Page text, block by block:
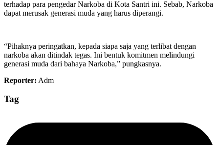
terhadap para pengedar Narkoba di Kota Santri ini. Sebab, Narkoba
dapat merusak generasi muda yang harus diperangi.
“Pihaknya peringatkan, kepada siapa saja yang terlibat dengan
narkoba akan ditindak tegas. Ini bentuk komitmen melindungi
generasi muda dari bahaya Narkoba,” pungkasnya.
Reporter: Adm
Tag